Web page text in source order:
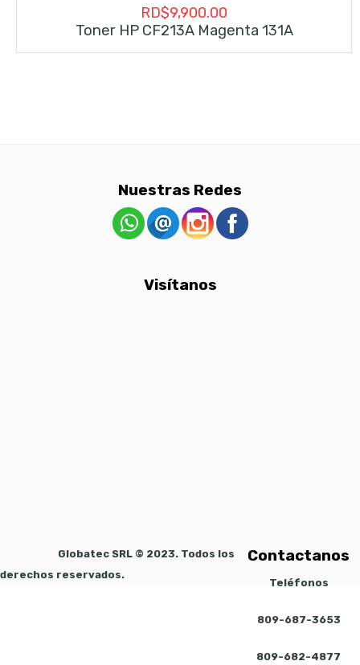
RD$9,900.00
Toner HP CF213A Magenta 131A
Nuestras Redes
Visítanos
Contactanos
Teléfonos
809-687-3653
809-682-4877
Globatec SRL © 2023. Todos los
derechos reservados.